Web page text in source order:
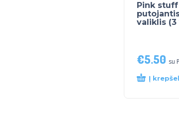
Pink
valiklis (3
€5.50 su
Į